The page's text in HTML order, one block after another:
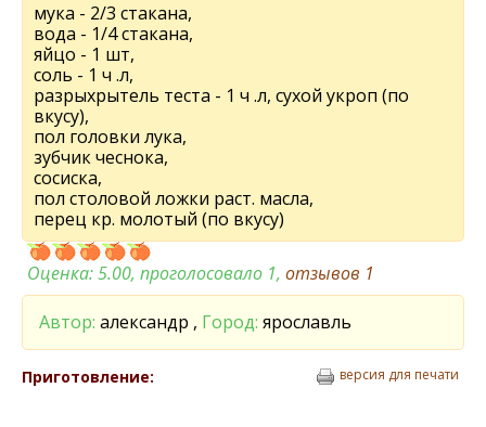
мука - 2/3 стакана,
вода - 1/4 стакана,
яйцо - 1 шт,
соль - 1 ч .л,
разрыхрытель теста - 1 ч .л, сухой укроп (по
вкусу),
пол головки лука,
зубчик чеснока,
сосиска,
пол столовой ложки раст. масла,
перец кр. молотый (по вкусу)
Оценка:5.00, проголосовало 1, отзывов 1
Автор: александр , Город: ярославль
Приготовление: версия для печати